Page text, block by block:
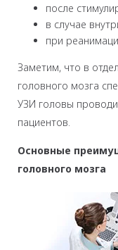
после
в случае
при
Заметим, что в
головного мозга
УЗИ головы
пациентов.
Основные
головного мозга